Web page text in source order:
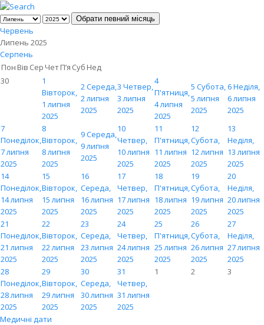
Обрати певний місяць
Червень
Липень 2025
Серпень
Пон Вів Сер ЧетП’я Суб Нед
30
1
Вівторок,
1 липня
2025
2Середа,
2 липня
2025
3 Четвер,
3 липня
2025
4
П'ятниця,
4 липня
2025
5 Субота,
5 липня
2025
6Неділя,
6 липня
2025
7
Понеділок,
7 липня
2025
8
Вівторок,
8 липня
2025
9Середа,
9 липня
2025
10
Четвер,
10 липня
2025
11
П'ятниця,
11 липня
2025
12
Субота,
12 липня
2025
13
Неділя,
13 липня
2025
14
Понеділок,
14 липня
2025
15
Вівторок,
15 липня
2025
16
Середа,
16 липня
2025
17
Четвер,
17 липня
2025
18
П'ятниця,
18 липня
2025
19
Субота,
19 липня
2025
20
Неділя,
20 липня
2025
21
Понеділок,
21 липня
2025
22
Вівторок,
22 липня
2025
23
Середа,
23 липня
2025
24
Четвер,
24 липня
2025
25
П'ятниця,
25 липня
2025
26
Субота,
26 липня
2025
27
Неділя,
27 липня
2025
28
Понеділок,
28 липня
2025
29
Вівторок,
29 липня
2025
30
Середа,
30 липня
2025
31
Четвер,
31 липня
2025
1 2 3
Медичні дати